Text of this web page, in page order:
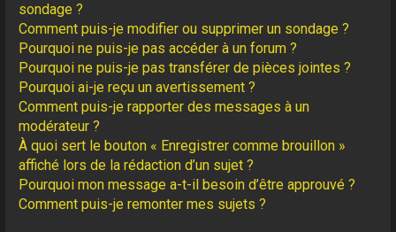
sondage ?
Comment puis-je modifier ou supprimer un sondage ?
Pourquoi ne puis-je pas accéder à un forum ?
Pourquoi ne puis-je pas transférer de pièces jointes ?
Pourquoi ai-je reçu un avertissement ?
Comment puis-je rapporter des messages à un
modérateur ?
À quoi sert le bouton « Enregistrer comme brouillon »
affiché lors de la rédaction d’un sujet ?
Pourquoi mon message a-t-il besoin d’être approuvé ?
Comment puis-je remonter mes sujets ?